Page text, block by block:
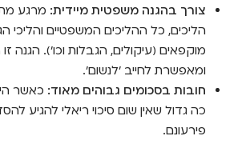
צורך בהגנה משפטית מיידית: מרגע
הליכים, כל ההליכים המשפטיים והליכי
מוקפאים (עיקולים, הגבלות וכו'). הגנה זו
ומאפשרת לחייב 'לנשום'.
חובות בסכומים גבוהים מאוד: כאשר
כה גדול שאין שום סיכוי ריאלי להגיע
פירעונם.